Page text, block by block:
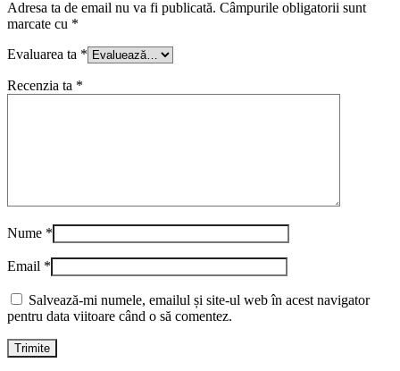
Adresa ta de email nu va fi publicată. Câmpurile obligatorii sunt
marcate cu *
Evaluarea ta *
Recenzia ta *
Nume *
Email *
Salvează-mi numele, emailul și site-ul web în acest navigator
pentru data viitoare când o să comentez.